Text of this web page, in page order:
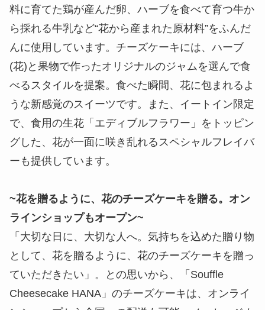
料に育てた鶏が産んだ卵、ハーブを食べて育つ牛か
ら採れる牛乳など“花から産まれた原材料”をふんだ
んに使用しています。チーズケーキには、ハーブ
(花)と果物で作ったオリジナルのジャムを選んで食
べるスタイルを提案。食べた瞬間、花に包まれるよ
うな新感覚のスイーツです。また、イートイン限定
で、食用の生花「エディブルフラワー」をトッピン
グした、花が一面に咲き乱れるスペシャルフレイバ
ーも提供しています。
~花を贈るように、花のチーズケーキを贈る。オン
ラインショップもオープン~
「大切な日に、大切な人へ。気持ちを込めた贈り物
として、花を贈るように、花のチーズケーキを贈っ
ていただきたい」。との思いから、「Souffle
Cheesecake HANA」のチーズケーキは、オンライ